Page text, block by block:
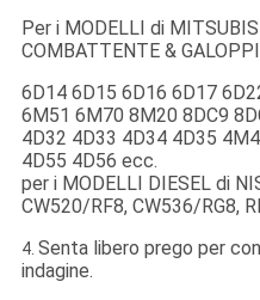
Per i MODELLI di
COMBATTENTE &
6D14 6D15 6D16 6D17
6M51 6M70 8M20 8DC9
4D32 4D33 4D34 4D35
4D55 4D56 ecc.
per i MODELLI DIESEL di
CW520/RF8, CW536/RG8,
4. Senta libero prego per
indagine.